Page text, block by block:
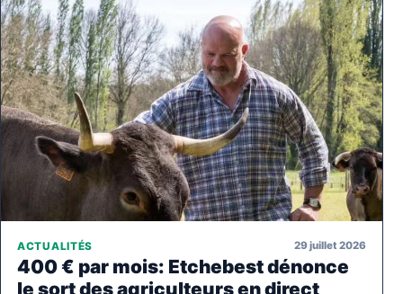
ACTUALITÉS 29 juillet 2026
400 € par mois: Etchebest dénonce
le sort des agriculteurs en direct